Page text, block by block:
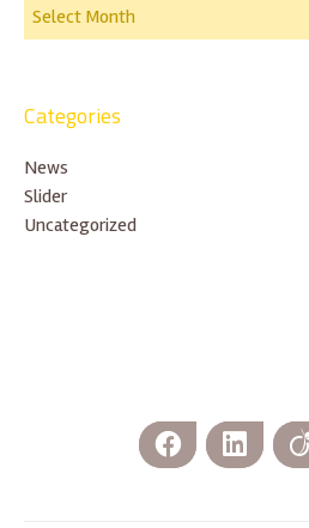
Categories
News
Slider
Uncategorized
Facebook LinkedIn